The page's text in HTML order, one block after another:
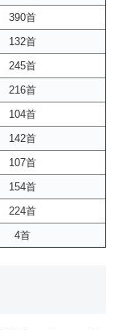
390首
132首
245首
216首
104首
142首
107首
154首
224首
4首